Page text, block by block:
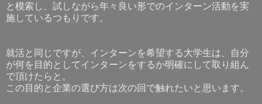
と模索し、試しながら年々良い形でのインターン活動を実
施しているつもりです。
就活と同じですが、インターンを希望する大学生は、自分
が何を目的としてインターンをするか明確にして取り組ん
で頂けたらと。
この目的と企業の選び方は次の回で触れたいと思います。